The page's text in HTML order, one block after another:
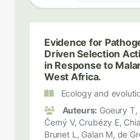
Evidence for
Driven Selection
in Response to
West Africa.
Ecology and
Auteurs: Goeury T,
Černý V, Crubézy E,
Brunet L, Galan M, de